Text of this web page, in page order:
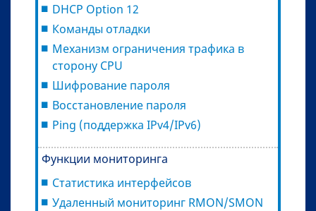
DHCP Option 12
Команды отладки
Механизм ограничения трафика в
сторону CPU
Шифрование пароля
Восстановление пароля
Ping (поддержка IPv4/IPv6)
Функции мониторинга
Статистика интерфейсов
Удаленный мониторинг RMON/SMON